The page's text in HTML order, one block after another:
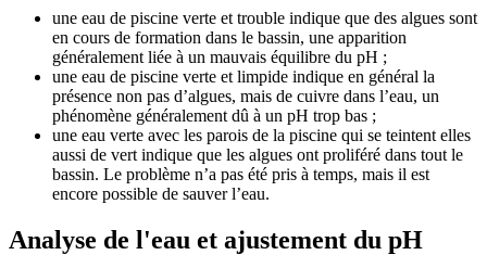
une eau de piscine verte et trouble indique que des algues sont
en cours de formation dans le bassin, une apparition
généralement liée à un mauvais équilibre du pH ;
une eau de piscine verte et limpide indique en général la
présence non pas d’algues, mais de cuivre dans l’eau, un
phénomène généralement dû à un pH trop bas ;
une eau verte avec les parois de la piscine qui se teintent elles
aussi de vert indique que les algues ont proliféré dans tout le
bassin. Le problème n’a pas été pris à temps, mais il est
encore possible de sauver l’eau.
Analyse de l'eau et ajustement du pH